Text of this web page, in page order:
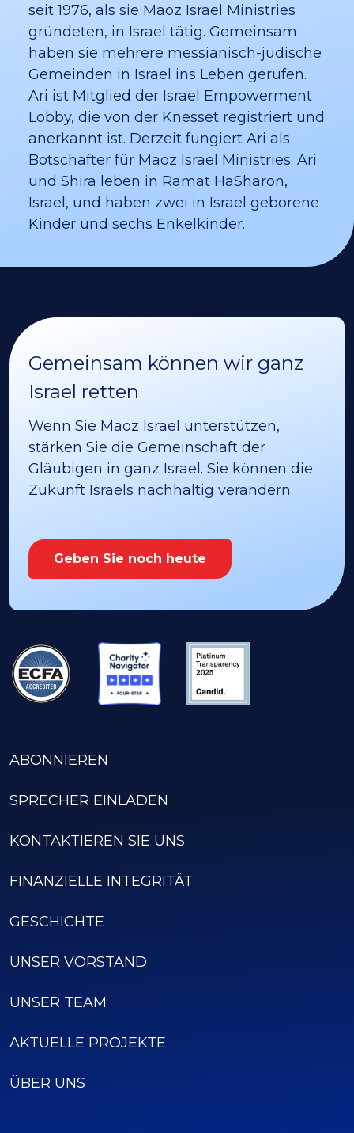
seit 1976, als sie Maoz Israel Ministries
gründeten, in Israel tätig. Gemeinsam
haben sie mehrere messianisch-jüdische
Gemeinden in Israel ins Leben gerufen.
Ari ist Mitglied der Israel Empowerment
Lobby, die von der Knesset registriert und
anerkannt ist. Derzeit fungiert Ari als
Botschafter für Maoz Israel Ministries. Ari
und Shira leben in Ramat HaSharon,
Israel, und haben zwei in Israel geborene
Kinder und sechs Enkelkinder.
Gemeinsam können wir ganz
Israel retten
Wenn Sie Maoz Israel unterstützen,
stärken Sie die Gemeinschaft der
Gläubigen in ganz Israel. Sie können die
Zukunft Israels nachhaltig verändern.
Geben Sie noch heute
ABONNIEREN
SPRECHER EINLADEN
KONTAKTIEREN SIE UNS
FINANZIELLE INTEGRITÄT
GESCHICHTE
UNSER VORSTAND
UNSER TEAM
AKTUELLE PROJEKTE
ÜBER UNS